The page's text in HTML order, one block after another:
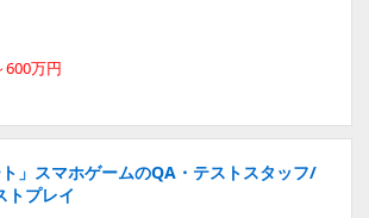
600万円
ト」スマホゲームのQA・テストスタッフ/
トプレイ